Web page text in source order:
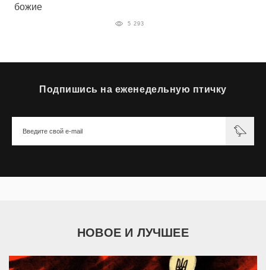
божие
5 293
Подпишись на еженедельную птичку
НОВОЕ И ЛУЧШЕЕ